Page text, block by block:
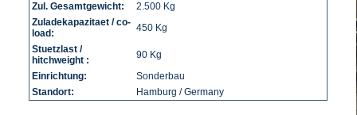
Zul. Gesamtgewicht:
2.500 Kg
Zuladekapazitaet / co-
load:
450 Kg
Stuetzlast /
hitchweight :
90 Kg
Einrichtung:
Sonderbau
Standort:
Hamburg / Germany